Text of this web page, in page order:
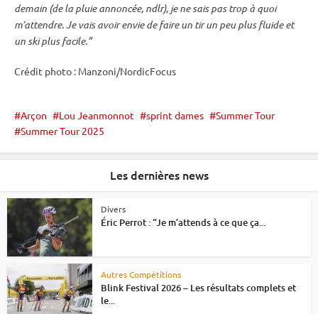
demain (de la pluie annoncée, ndlr), je ne sais pas trop à quoi
m’attendre. Je vais avoir envie de faire un tir un peu plus fluide et
un ski plus facile.”
Crédit photo : Manzoni/NordicFocus
Arçon Lou Jeanmonnot sprint dames
Summer Tour
Summer Tour 2025
Les dernières news
Divers
Éric Perrot : “Je m’attends à ce que ça...
Autres Compétitions
Blink Festival 2026 – Les résultats complets et
le...